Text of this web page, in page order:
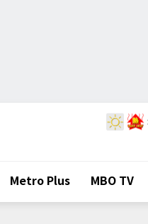
Metro Plus MBO TV